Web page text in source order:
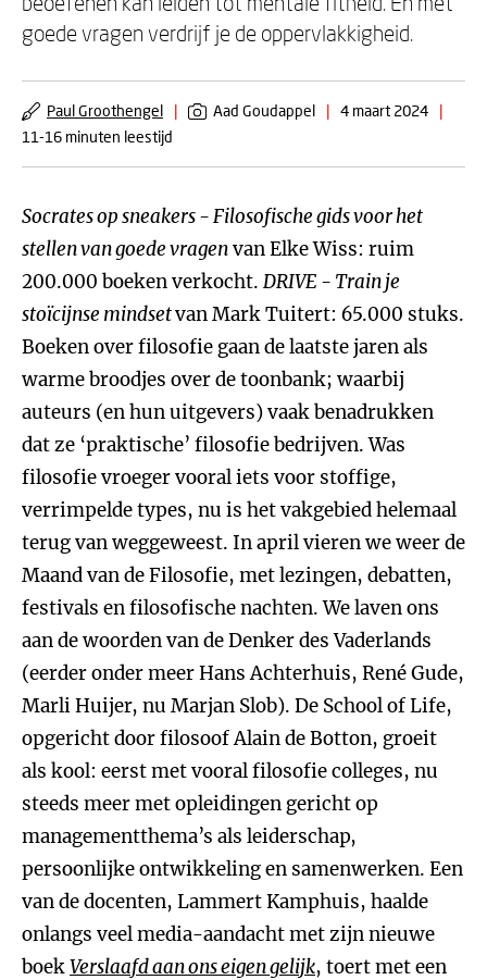
goede vragen verdrijf je de oppervlakkigheid.
Paul Groothengel | Aad Goudappel | 4 maart 2024
|
11-16 minuten leestijd
Socrates op sneakers - Filosofische gids voor het
stellen van goede vragenvan Elke Wiss: ruim
200.000 boeken verkocht. DRIVE - Train je
stoïcijnse mindsetvan Mark Tuitert: 65.000 stuks.
Boeken over filosofie gaan de laatste jaren als
warme broodjes over de toonbank; waarbij
auteurs (en hun uitgevers) vaak benadrukken
dat ze ‘praktische’ filosofie bedrijven. Was
filosofie vroeger vooral iets voor stoffige,
verrimpelde types, nu is het vakgebied helemaal
terug van weggeweest. In april vieren we weer de
Maand van de Filosofie, met lezingen, debatten,
festivals en filosofische nachten. We laven ons
aan de woorden van de Denker des Vaderlands
(eerder onder meer Hans Achterhuis, René Gude,
Marli Huijer, nu Marjan Slob). De School of Life,
opgericht door filosoof Alain de Botton, groeit
als kool: eerst met vooral filosofie colleges, nu
steeds meer met opleidingen gericht op
managementthema’s als leiderschap,
persoonlijke ontwikkeling en samenwerken. Een
van de docenten, Lammert Kamphuis, haalde
onlangs veel media-aandacht met zijn nieuwe
boekVerslaafd aan ons eigen gelijk, toert met een